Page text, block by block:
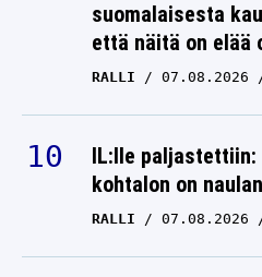
suomalaisesta
että näitä on elää
RALLI 07.08.2026
IL:lle paljastettiin:
kohtalon on
RALLI 07.08.2026